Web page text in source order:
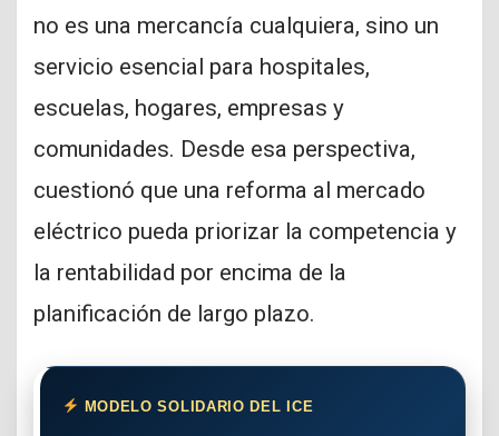
no es una mercancía cualquiera, sino un
servicio esencial para hospitales,
escuelas, hogares, empresas y
comunidades. Desde esa perspectiva,
cuestionó que una reforma al mercado
eléctrico pueda priorizar la competencia y
la rentabilidad por encima de la
planificación de largo plazo.
MODELO SOLIDARIO DEL ICE